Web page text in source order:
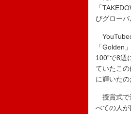
「
びグローバ
YouTube
「Golden
100”で8週
ていたこ
に輝いたの
授賞式で
べての人